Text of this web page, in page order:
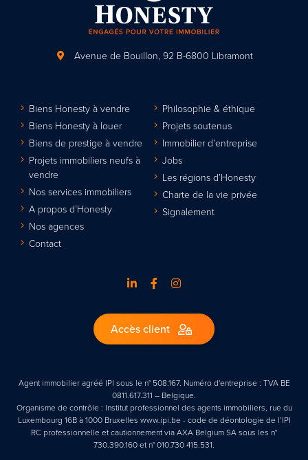
Avenue de Bouillon, 92 B-6800 Libramont
Biens Honesty à vendre
Biens Honesty à louer
Biens de prestige à vendre
Projets immobiliers neufs à
vendre
Nos services immobiliers
A propos d’Honesty
Nos agences
Contact
Philosophie & éthique
Projets soutenus
Immobilier d’entreprise
Jobs
Les régions d’Honesty
Charte de la vie privée
Signalement
Accès client
Agent immobilier agréé IPI sous le n° 508.167. Numéro d'entreprise : TVA BE
0811.617.311 – Belgique.
Organisme de contrôle : Institut professionnel des agents immobiliers, rue du
Luxembourg 16B à 1000 Bruxelles www.ipi.be - code de déontologie de l’IPI
RC professionnelle et cautionnement via AXA Belgium SA sous les n°
730.390.160 et n° 010.730 415.531.